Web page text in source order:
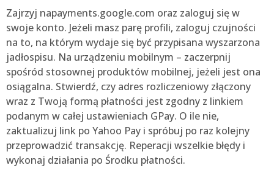
Zajrzyj napayments.google.com oraz zaloguj się w
swoje konto. Jeżeli masz parę profili, zaloguj czujności
na to, na którym wydaje się być przypisana wyszarzona
jadłospisu. Na urządzeniu mobilnym – zaczerpnij
spośród stosownej produktów mobilnej, jeżeli jest ona
osiągalna. Stwierdź, czy adres rozliczeniowy złączony
wraz z Twoją formą płatności jest zgodny z linkiem
podanym w całej ustawieniach GPay. O ile nie,
zaktualizuj link po Yahoo Pay i spróbuj po raz kolejny
przeprowadzić transakcję. Reperacji wszelkie błędy i
wykonaj działania po Środku płatności.